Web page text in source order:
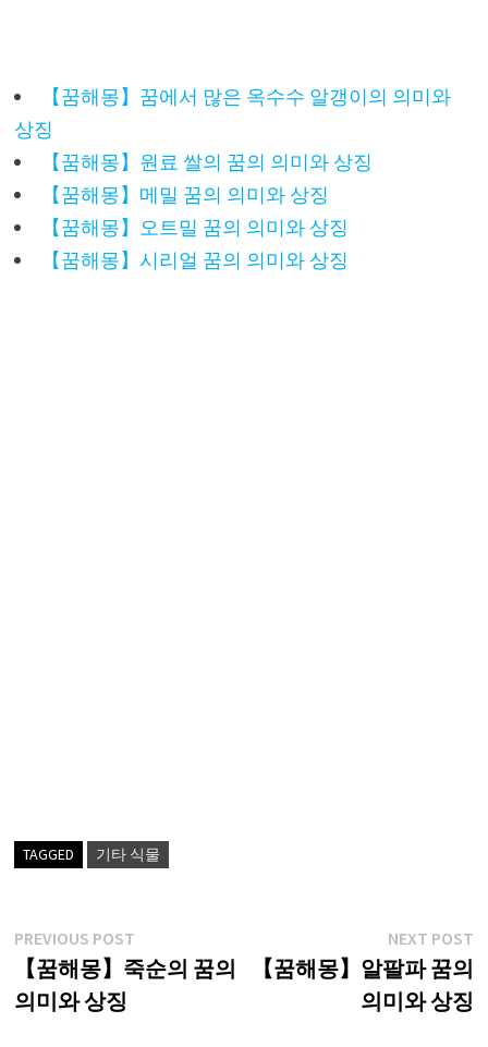
【꿈해몽】꿈에서 많은 옥수수 알갱이의 의미와
상징
【꿈해몽】원료 쌀의 꿈의 의미와 상징
【꿈해몽】메밀 꿈의 의미와 상징
【꿈해몽】오트밀 꿈의 의미와 상징
【꿈해몽】시리얼 꿈의 의미와 상징
TAGGED 기타 식물
글
탐
색
PREVIOUS POSTPrevious
post:
【꿈해몽】죽순의 꿈의
의미와 상징
NEXT POST
【꿈해몽】알팔파 꿈의
의미와 상징